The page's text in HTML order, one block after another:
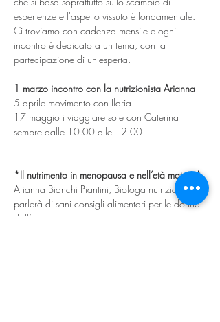
esperienze e l'aspetto vissuto è fondamentale.
Ci troviamo con cadenza mensile e ogni
incontro è dedicato a un tema, con la
partecipazione di un'esperta.
1 marzo incontro con la nutrizionista Arianna
5 aprile movimento con Ilaria
17 maggio i viaggiare sole con Caterina
sempre dalle 10.00 alle 12.00
*Il nutrimento in menopausa e nell’età matura*
Arianna Bianchi Piantini, Biologa nutrizionista,
parlerà di sani consigli alimentari per le donne
dall’inizio della menopausa in poi.